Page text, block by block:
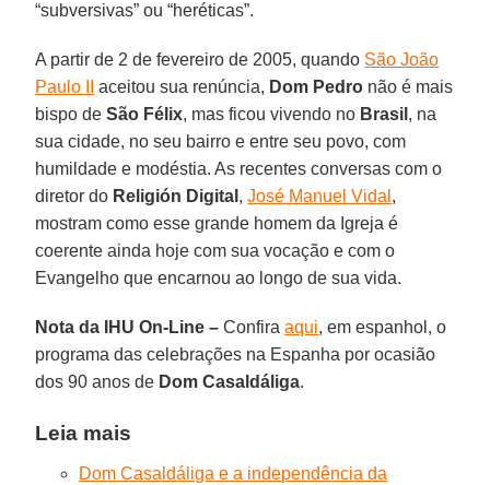
“subversivas” ou “heréticas”.
A partir de 2 de fevereiro de 2005, quando São João
Paulo II
aceitou sua renúncia, Dom Pedro não é mais
bispo deSão Félix, mas ficou vivendo no Brasil , na
sua cidade, no seu bairro e entre seu povo, com
humildade e modéstia. As recentes conversas com o
diretor do Religión Digital ,José Manuel Vidal ,
mostram como esse grande homem da Igreja é
coerente ainda hoje com sua vocação e com o
Evangelho que encarnou ao longo de sua vida.
Nota da IHU On-Line – Confiraaqui, em espanhol, o
programa das celebrações na Espanha por ocasião
dos 90 anos de Dom Casaldáliga.
Leia mais
Dom Casaldáliga e a independência da